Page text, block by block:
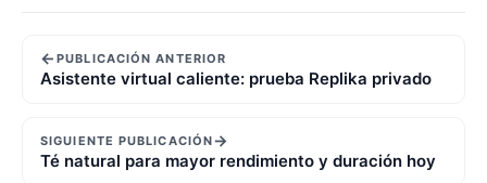
←PUBLICACIÓN ANTERIOR
Asistente virtual caliente: prueba Replika privado
SIGUIENTE PUBLICACIÓN→
Té natural para mayor rendimiento y duración hoy